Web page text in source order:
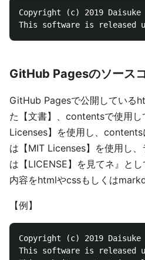
Copyright (c) 2019 Daisuke
GitHub Pagesのソース
GitHub Pagesで公開している
た【文書】、contentsで使用
Licenses】を使用し、contents
は【MIT Licenses】を使用し
は【LICENSE】を見てネ』と
内容をhtmlやcssもしくは
【例】
Copyright (c) 2019 Daisuke
This software is released